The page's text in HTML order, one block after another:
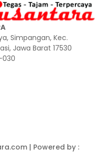
Simpangan, Kec.
Jawa Barat 17530
030
| Powered by :